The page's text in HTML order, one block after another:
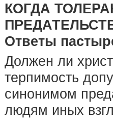
КОГДА
Ответы
Должен ли
терпимость
синонимом
людям иных